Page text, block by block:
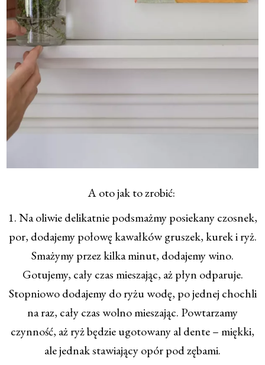
A oto jak to zrobić:
1. Na oliwie delikatnie podsmażmy posiekany czosnek,
por, dodajemy połowę kawałków gruszek, kurek i ryż.
Smażymy przez kilka minut, dodajemy wino.
Gotujemy, cały czas mieszając, aż płyn odparuje.
Stopniowo dodajemy do ryżu wodę, po jednej chochli
na raz, cały czas wolno mieszając. Powtarzamy
czynność, aż ryż będzie ugotowany al dente – miękki,
ale jednak stawiający opór pod zębami.